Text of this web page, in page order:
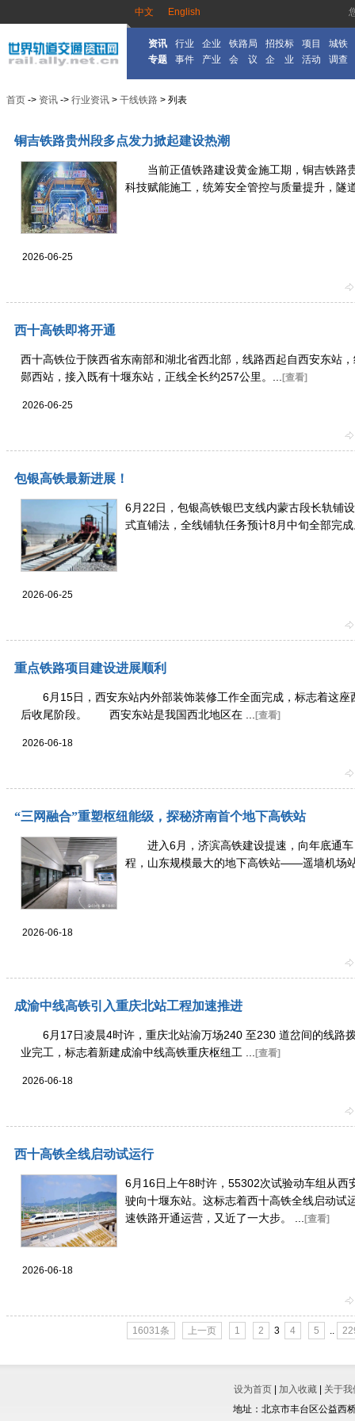
中文 English
资讯 行业 企业 铁路局 招投标 项目
城铁
专题
事件 产业 会 议 企 业 活动 调查
首页 -> 资讯 -> 行业资讯 > 干线铁路 > 列表
铜吉铁路贵州段多点发力掀起建设热潮
当前正值铁路建设黄金施工期，铜吉铁路
科技赋能施工，统筹安全管控与质量提升，隧
2026-06-25
西十高铁即将开通
西十高铁位于陕西省东南部和湖北省西北部，线路西起自西安东站
郧西站，接入既有十堰东站，正线全长约257公里。...
[查看]
2026-06-25
包银高铁最新进展！
6月22日，包银高铁银巴支线内蒙古段长轨铺
式直铺法，全线铺轨任务预计8月中旬全部完
2026-06-25
重点铁路项目建设进展顺利
6月15日，西安东站内外部装饰装修工作全面完成，标志着这座
后收尾阶段。 西安东站是我国西北地区在 ...
[查看]
2026-06-18
“三网融合”重塑枢纽能级，探秘济南首个地下高铁站
进入6月，济滨高铁建设提速，向年底通车
程，山东规模最大的地下高铁站——遥墙机场
2026-06-18
成渝中线高铁引入重庆北站工程加速推进
6月17日凌晨4时许，重庆北站渝万场240 至230 道岔间的线路
业完工，标志着新建成渝中线高铁重庆枢纽工 ...
[查看]
2026-06-18
西十高铁全线启动试运行
6月16日上午8时许，55302次试验动车组从西
驶向十堰东站。这标志着西十高铁全线启动试
速铁路开通运营，又近了一大步。 ...
[查看]
2026-06-18
16031条 上一页 1 2 3 4 5 ..
设为首页 加入收藏
关于我
地址：北京市丰台区公益西